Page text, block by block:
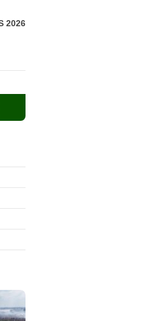
2026
Kalteng Sigap Tangani